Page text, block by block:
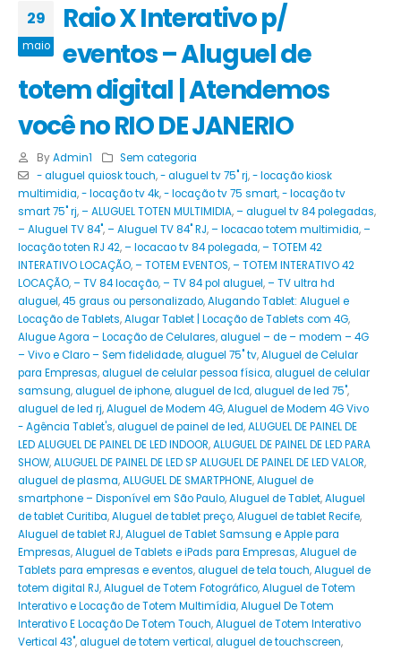
29
maio
Raio X Interativo p/
eventos – Aluguel de
totem digital | Atendemos
você no RIO DE JANERIO
By Admin1
Sem categoria
- aluguel quiosk touch,- aluguel tv 75" rj,- locação kiosk
multimidia,- locação tv 4k,- locação tv 75 smart,- locação tv
smart 75" rj,– ALUGUEL TOTEN MULTIMIDIA,– aluguel tv 84 polegadas,
– Aluguel TV 84",– Aluguel TV 84" RJ,– locacao totem multimidia,–
locação toten RJ 42,– locacao tv 84 polegada,– TOTEM 42
INTERATIVO LOCAÇÃO,– TOTEM EVENTOS,– TOTEM INTERATIVO 42
LOCAÇÃO,– TV 84 locação,– TV 84 pol aluguel,– TV ultra hd
aluguel,45 graus ou personalizado,Alugando Tablet: Aluguel e
Locação de Tablets,Alugar Tablet | Locação de Tablets com 4G,
Alugue Agora – Locação de Celulares,aluguel – de – modem – 4G
– Vivo e Claro – Sem fidelidade,aluguel 75" tv,Aluguel de Celular
para Empresas,aluguel de celular pessoa física,aluguel de celular
samsung,aluguel de iphone,aluguel de lcd,aluguel de led 75",
aluguel de led rj,Aluguel de Modem 4G,Aluguel de Modem 4G Vivo
- Agência Tablet's,aluguel de painel de led,ALUGUEL DE PAINEL DE
LED ALUGUEL DE PAINEL DE LED INDOOR,ALUGUEL DE PAINEL DE LED PARA
SHOW,ALUGUEL DE PAINEL DE LED SP ALUGUEL DE PAINEL DE LED VALOR,
aluguel de plasma,ALUGUEL DE SMARTPHONE,Aluguel de
smartphone – Disponível em São Paulo,Aluguel de Tablet,Aluguel
de tablet Curitiba,Aluguel de tablet preço,Aluguel de tablet Recife,
Aluguel de tablet RJ,Aluguel de Tablet Samsung e Apple para
Empresas,Aluguel de Tablets e iPads para Empresas,Aluguel de
Tablets para empresas e eventos,aluguel de tela touch,Aluguel de
totem digital RJ,Aluguel de Totem Fotográfico,Aluguel de Totem
Interativo e Locação de Totem Multimídia,Aluguel De Totem
Interativo E Locação De Totem Touch,Aluguel de Totem Interativo
Vertical 43",aluguel de totem vertical,aluguel de touchscreen,